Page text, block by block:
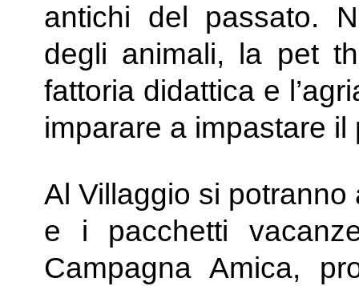
antichi del passato.
degli animali, la pet
fattoria didattica e
imparare a impastare il
Al Villaggio si
e i pacchetti
Campagna Amica,